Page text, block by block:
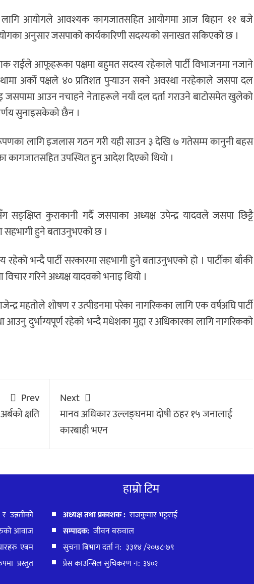
लागि आयोगले आवश्यक कागजातसहित आयोगमा आज बिहान ११ बजे
अनुसार जसपाको कार्यकारिणी सदस्यको सनाखत सकिएको छ ।
राईले आफूहरूका पक्षमा बहुमत सदस्य रहेकाले पार्टी विभाजनमा नजाने
अर्को पक्षले ४० प्रतिशत पुर्‍याउन सक्ने अवस्था नरहेकाले जसपा दल
आउन नचाहने नेताहरूले नयाँ दल दर्ता गराउने बाटोसमेत खुलेको
सुनाइसकेको छैन ।
लागि इजलास गठन गरी यही साउन ३ देखि ७ गतेसम्म कानुनी बहस
कागजातसहित उपस्थित हुन आदेश दिएको थियो ।
सङ्क्षिप्त कुराकानी गर्दै जसपाका अध्यक्ष उपेन्द्र यादवले जसपा छिट्टै
सहभागी हुने बताउनुभएको छ ।
भन्दै पार्टी सरकारमा सहभागी हुने बताउनुभएको हो । पार्टीका बाँकी
गरिने अध्यक्ष यादवको भनाइ थियो ।
महतोले शोषण र उत्पीडनमा परेका नागरिकका लागि एक वर्षअघि पार्टी
दुर्भाग्यपूर्ण रहेको भन्दै मधेशका मुद्दा र अधिकारका लागि नागरिककाे
Prev
क्षति
Next
मानव अधिकार उल्लङ्घनमा दोषी ठहर १५ जनालाई
कारबाही भएन
उन्नतीको
आवाज
एबम
प्रस्तुत
हाम्रो टिम
अध्यक्ष तथा प्रकाशक : राजकुमार भट्टराई
सम्पादक:जीवन बरुवाल
सुचना बिभाग दर्ता न: ३३१४ /२०७८-७९
प्रेस काउन्सिल सुचिकरण न: ३४०२